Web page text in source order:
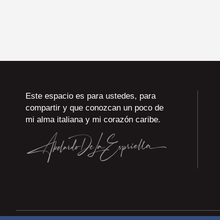
Este espacio es para ustedes, para
compartir y que conozcan un poco de
mi alma italiana y mi corazón caribe.